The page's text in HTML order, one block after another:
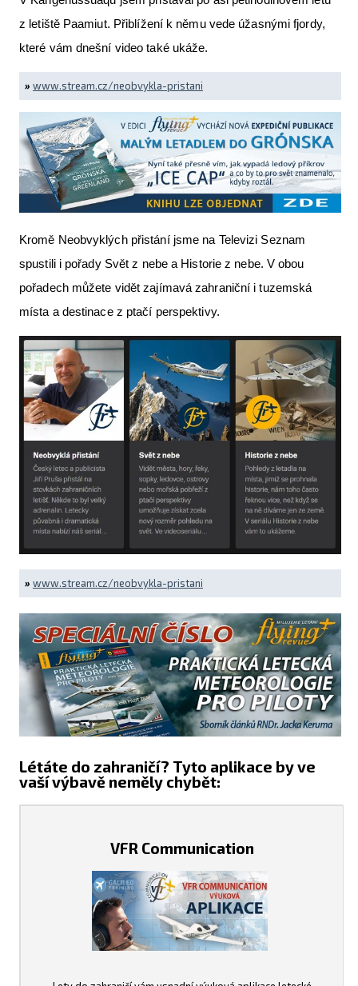
z letiště Paamiut. Přiblížení k němu vede úžasnými fjordy,
které vám dnešní video také ukáže.
» www.stream.cz/neobvykla-pristani
Kromě Neobvyklých přistání jsme na Televizi Seznam
spustili i pořady Svět z nebe a Historie z nebe. V obou
pořadech můžete vidět zajímavá zahraniční i tuzemská
místa a destinace z ptačí perspektivy.
» www.stream.cz/neobvykla-pristani
Létáte do zahraničí? Tyto aplikace by ve
vaší výbavě neměly chybět:
VFR Communication